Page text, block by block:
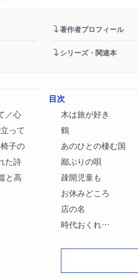
著作者プロフィール
シリーズ・関連本
／心
って
子の
た詩
と高
目次
木は旅が好き
鶴
あのひとの棲む国
鄙ぶりの唄
疎開児童も
お休みどころ
店の名
時代おくれ
ピカソのぎょろ目